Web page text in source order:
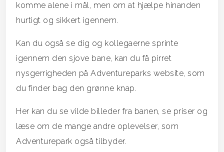
komme alene i mål, men om at hjælpe hinanden
hurtigt og sikkert igennem.
Kan du også se dig og kollegaerne sprinte
igennem den sjove bane, kan du få pirret
nysgerrigheden på Adventureparks website, som
du finder bag den grønne knap.
Her kan du se vilde billeder fra banen, se priser og
læse om de mange andre oplevelser, som
Adventurepark også tilbyder.